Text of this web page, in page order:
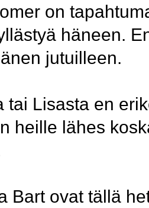
on
häneen.
jutuilleen.
tai Lisasta en
heille lähes
Bart ovat tällä